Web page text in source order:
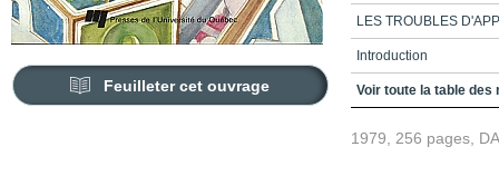
Feuilleter cet ouvrage
LES TROUBLES
Introduction
Chapitre1_Motricité
Voir toute la table des
1979, 256 pages,